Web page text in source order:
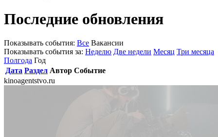
Последние обновления
Показывать события: Все Вакансии
Показывать события за: Неделю Две недели Месяц Три месяца
Полгода Год
Дата Раздел Автор Событие
kinoagentstvo.ru